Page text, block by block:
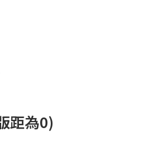
距為0)​